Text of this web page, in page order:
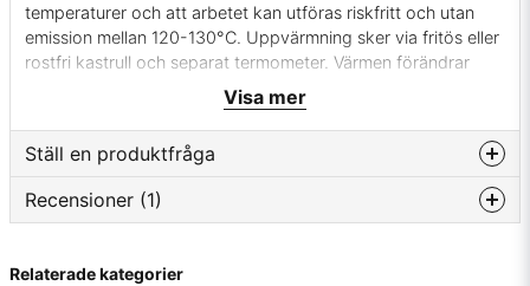
temperaturer och att arbetet kan utföras riskfritt och utan
emission mellan 120-130°C. Uppvärmning sker via fritös eller
rostfri kastrull och separat termometer. Värmen förändrar
oljans viskositet och medger djupare inträngning samtidigt
som eventuell ytfukt förångas.
Avsaknaden av lösningsmedel ger utöver de direkta
kräver efterslipning. Resningen som normalt sker vid
behandling med lösningsmedelsbaserade produkter
inre strukturer. Grundolja Universal har via raffinering och
Visa mer
Ställ en produktfråga
question
Fråga oss något om denna produkten...
Recensioner (1)
Friedrich
Relaterade kategorier